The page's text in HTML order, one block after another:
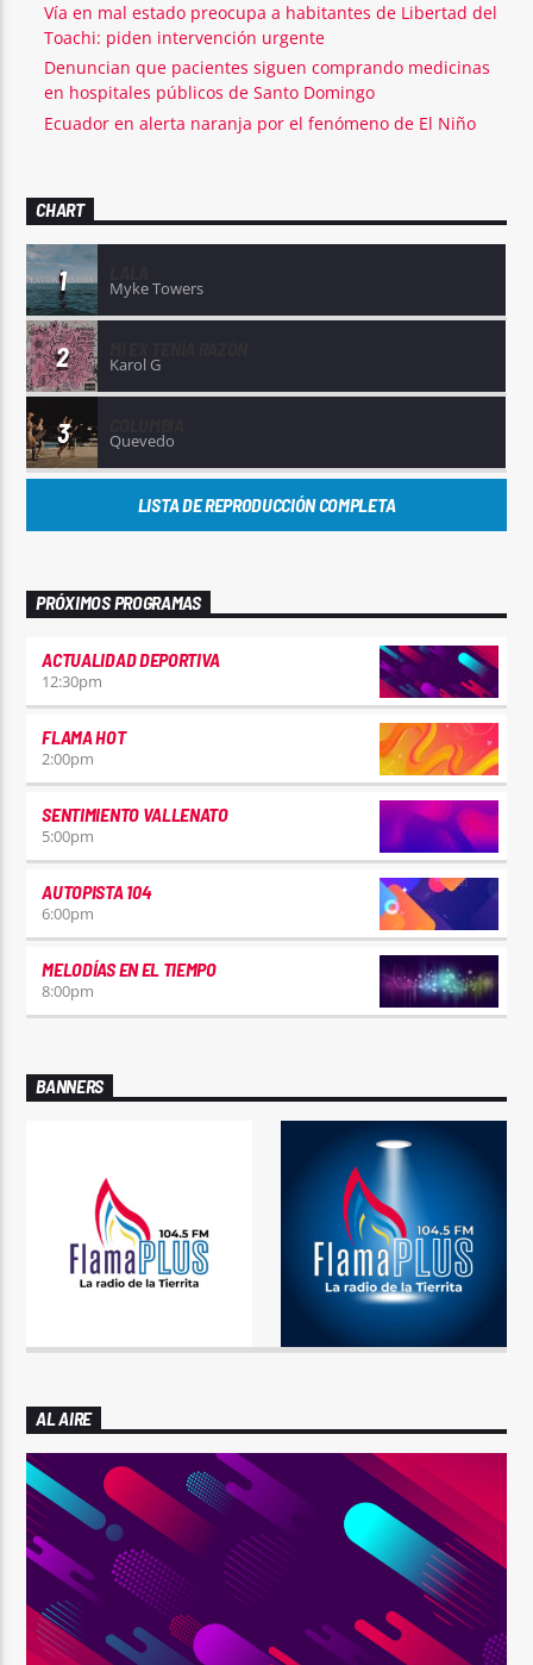
Vía en mal estado preocupa a habitantes de Libertad del
Toachi: piden intervención urgente
Denuncian que pacientes siguen comprando medicinas
en hospitales públicos de Santo Domingo
Ecuador en alerta naranja por el fenómeno de El Niño
CHART
1 Myke Towers
2 Karol G
3 Quevedo
LISTA DE REPRODUCCIÓN COMPLETA
PRÓXIMOS PROGRAMAS
ACTUALIDAD DEPORTIVA
12:30pm
FLAMA HOT
2:00pm
SENTIMIENTO VALLENATO
5:00pm
AUTOPISTA 104
6:00pm
MELODÍAS EN EL TIEMPO
8:00pm
BANNERS
AL AIRE